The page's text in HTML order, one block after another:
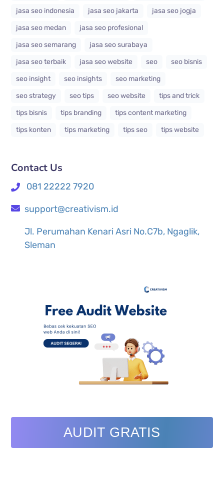
jasa seo indonesia
jasa seo jakarta
jasa seo jogja
jasa seo medan
jasa seo profesional
jasa seo semarang
jasa seo surabaya
jasa seo terbaik
jasa seo website seo
seo bisnis
seo insight
seo insights
seo marketing
seo strategy
seo tips seo website
tips and trick
tips bisnis
tips branding
tips content marketing
tips konten
tips marketing tips seo tips website
Contact Us
081 22222 7920
support@creativism.id
Jl. Perumahan Kenari Asri No.C7b, Ngaglik,
Sleman
AUDIT GRATIS